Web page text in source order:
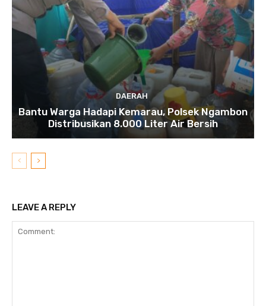
DAERAH
Bantu Warga Hadapi Kemarau, Polsek Ngambon
Distribusikan 8.000 Liter Air Bersih
LEAVE A REPLY